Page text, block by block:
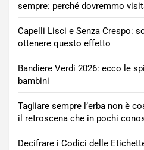
sempre: perché dovremmo
Capelli Lisci e Senza Crespo:
ottenere questo effetto
Bandiere Verdi 2026: ecco le
bambini
Tagliare sempre l’erba non è
il retroscena che in pochi
Decifrare i Codici delle